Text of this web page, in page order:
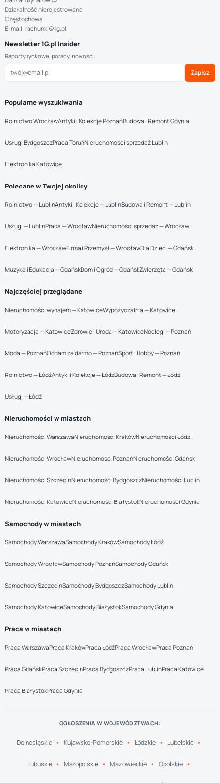
Działalność nierejestrowana
Częstochowa
E-mail: rachunki@1g.pl
Newsletter 1G.pl Insider
Raporty rynkowe, porady, nowości.
Zapisz
Popularne wyszukiwania
Rolnictwo WrocławAntyki i Kolekcje PoznańBudowa i Remont Gdynia
Usługi BydgoszczPraca ToruńNieruchomości sprzedaż Lublin
Elektronika Katowice
Polecane w Twojej okolicy
Rolnictwo — LublinAntyki i Kolekcje — LublinBudowa i Remont — Lublin
Usługi — LublinPraca — WrocławNieruchomości sprzedaż — Wrocław
Elektronika — WrocławFirma i Przemysł — WrocławDla Dzieci — Gdańsk
Muzyka i Edukacja — GdańskDom i Ogród — GdańskZwierzęta — Gdańsk
Najczęściej przeglądane
Nieruchomości wynajem — KatowiceWypożyczalnia — Katowice
Motoryzacja — KatowiceZdrowie i Uroda — KatowiceNoclegi — Poznań
Moda — PoznańOddam za darmo — PoznańSport i Hobby — Poznań
Rolnictwo — ŁódźAntyki i Kolekcje — ŁódźBudowa i Remont — Łódź
Usługi — Łódź
Nieruchomości w miastach
Nieruchomości WarszawaNieruchomości KrakówNieruchomości Łódź
Nieruchomości WrocławNieruchomości PoznańNieruchomości Gdańsk
Nieruchomości SzczecinNieruchomości BydgoszczNieruchomości Lublin
Nieruchomości KatowiceNieruchomości BiałystokNieruchomości Gdynia
Samochody w miastach
Samochody WarszawaSamochody KrakówSamochody Łódź
Samochody WrocławSamochody PoznańSamochody Gdańsk
Samochody SzczecinSamochody BydgoszczSamochody Lublin
Samochody KatowiceSamochody BiałystokSamochody Gdynia
Praca w miastach
Praca WarszawaPraca KrakówPraca ŁódźPraca WrocławPraca Poznań
Praca GdańskPraca SzczecinPraca BydgoszczPraca LublinPraca Katowice
Praca BiałystokPraca Gdynia
OGŁOSZENIA W WOJEWÓDZTWACH:
Dolnośląskie Kujawsko-Pomorskie Łódzkie Lubelskie
Lubuskie Małopolskie Mazowieckie Opolskie